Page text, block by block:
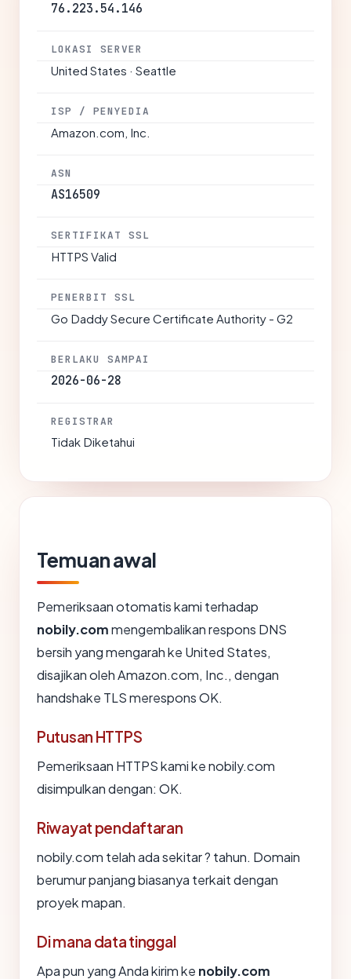
76.223.54.146
LOKASI SERVER
United States · Seattle
ISP / PENYEDIA
Amazon.com, Inc.
ASN
AS16509
SERTIFIKAT SSL
HTTPS Valid
PENERBIT SSL
Go Daddy Secure Certificate Authority - G2
BERLAKU SAMPAI
2026-06-28
REGISTRAR
Tidak Diketahui
Temuan awal
Pemeriksaan otomatis kami terhadap
nobily.commengembalikan respons DNS
bersih yang mengarah ke United States,
disajikan oleh Amazon.com, Inc., dengan
handshake TLS merespons OK.
Putusan HTTPS
Pemeriksaan HTTPS kami ke nobily.com
disimpulkan dengan: OK.
Riwayat pendaftaran
nobily.com telah ada sekitar ? tahun. Domain
berumur panjang biasanya terkait dengan
proyek mapan.
Di mana data tinggal
Apa pun yang Anda kirim ke nobily.com